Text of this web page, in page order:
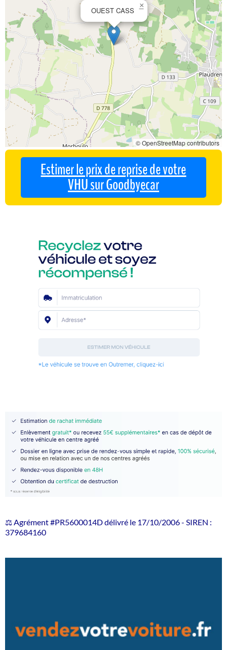
OUEST CASS
×
© OpenStreetMap contributors
Estimer le prix de reprise de votre
VHU sur Goodbyecar
⚖️ Agrément #PR5600014D délivré le 17/10/2006 - SIREN :
379684160